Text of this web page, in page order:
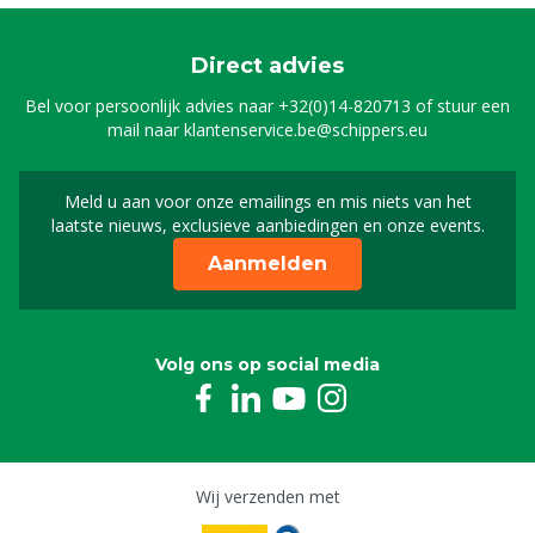
Direct advies
Bel voor persoonlijk advies naar +32(0)14-820713 of stuur een
mail naarklantenservice.be@schippers.eu
Meld u aan voor onze emailings en mis niets van het
laatste nieuws, exclusieve aanbiedingen en onze events.
Meld u aan voor onze
Aanmelden
Volg ons op social media
Wij verzenden met